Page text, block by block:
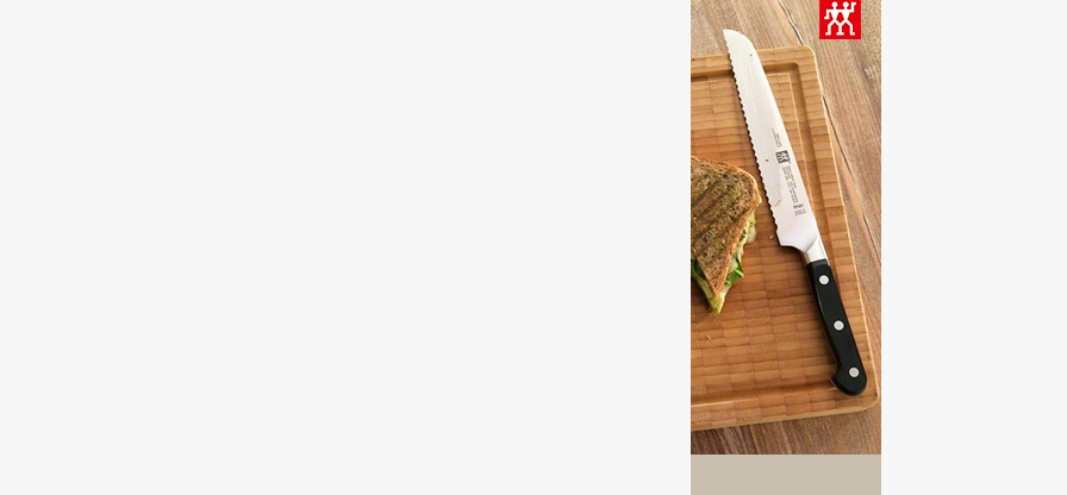
BURGUERS 2
CANAPES 2 CARNES
CATA DE ACEITES DE OLIVA
VIRGEN EXTRA
CATA DE AGUA
1
CATA DE CERVEZAS 15
CATA DE CHOCOLATES
CATA DE QUESO
3
CATA DE QUESOS 6
CATA DE RON 3
CATA DE VINOS 193
CATA DE WHISKY 2